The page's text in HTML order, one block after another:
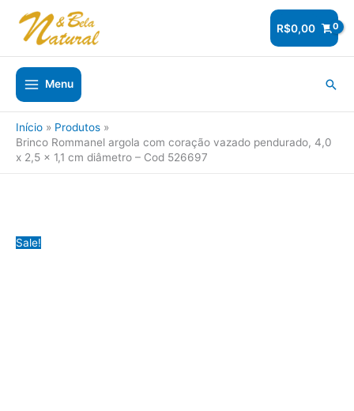
para
conteúdo
R$0,00
Menu
Início
Produtos
Brinco Rommanel argola com coração vazado pendurado, 4,0
x 2,5 x 1,1 cm diâmetro – Cod 526697
Sale!